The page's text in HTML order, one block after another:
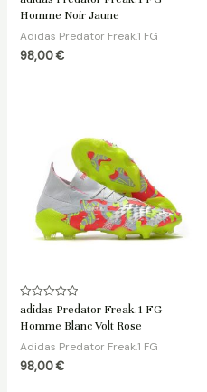
sur
Homme Noir Jaune
Adidas Predator Freak.1 FG
98,00€
Note
sur
adidas Predator Freak.1 FG
Homme Blanc Volt Rose
Adidas Predator Freak.1 FG
98,00€